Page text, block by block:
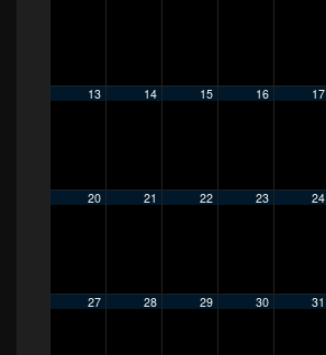
13 14 15 16 17
20 21 22 23 24
27 28 29 30 31